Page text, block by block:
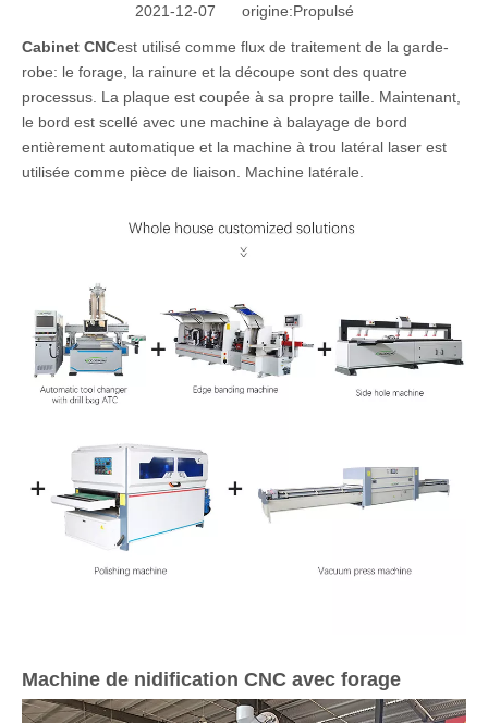
2021-12-07 origine:Propulsé
Cabinet CNCest utilisé comme flux de traitement de la garde-
robe: le forage, la rainure et la découpe sont des quatre
processus. La plaque est coupée à sa propre taille. Maintenant,
le bord est scellé avec une machine à balayage de bord
entièrement automatique et la machine à trou latéral laser est
utilisée comme pièce de liaison. Machine latérale.
Machine de nidification CNC avec forage